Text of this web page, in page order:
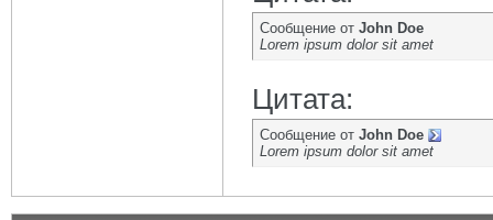
Сообщение от John Doe
Lorem ipsum dolor sit amet
Цитата:
Сообщение от John Doe
Lorem ipsum dolor sit amet